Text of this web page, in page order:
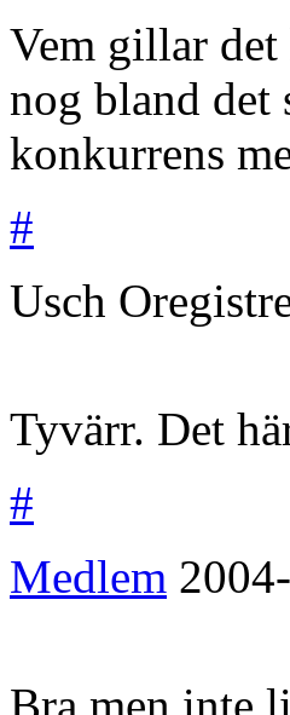
Vem gillar
nog bland det
konkurrens
#
Usch
Tyvärr. Det
#
Medlem
Bra men inte